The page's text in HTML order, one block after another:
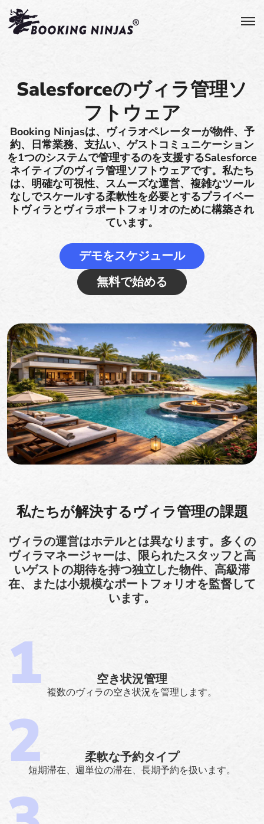
Salesforceのヴィラ管理ソ
フトウェア
Booking Ninjasは、ヴィラオペレーターが物件、予
約、日常業務、支払い、ゲストコミュニケーション
を1つのシステムで管理するのを支援するSalesforce
ネイティブのヴィラ管理ソフトウェアです。私たち
は、明確な可視性、スムーズな運営、複雑なツール
なしでスケールする柔軟性を必要とするプライベー
トヴィラとヴィラポートフォリオのために構築され
ています。
デモをスケジュール
無料で始める
私たちが解決するヴィラ管理の課題
ヴィラの運営はホテルとは異なります。多くの
ヴィラマネージャーは、限られたスタッフと高
いゲストの期待を持つ独立した物件、高級滞
在、または小規模なポートフォリオを監督して
います。
空き状況管理
複数のヴィラの空き状況を管理します。
柔軟な予約タイプ
短期滞在、週単位の滞在、長期予約を扱います。